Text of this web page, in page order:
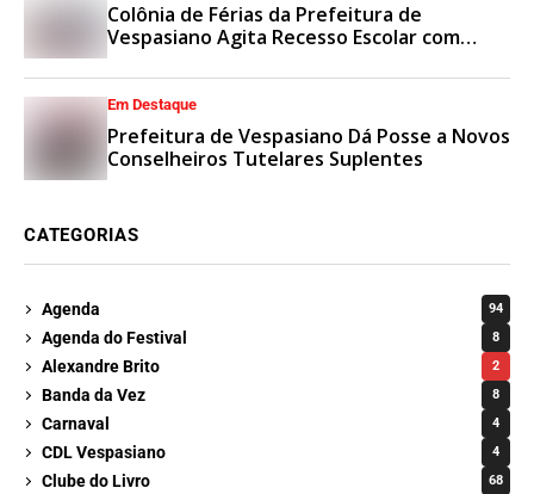
Colônia de Férias da Prefeitura de
Vespasiano Agita Recesso Escolar com
Em Destaque
Prefeitura de Vespasiano Dá Posse a Novos
Conselheiros Tutelares Suplentes
CATEGORIAS
Agenda 94
Agenda do Festival 8
Alexandre Brito 2
Banda da Vez 8
Carnaval 4
CDL Vespasiano 4
Clube do Livro 68